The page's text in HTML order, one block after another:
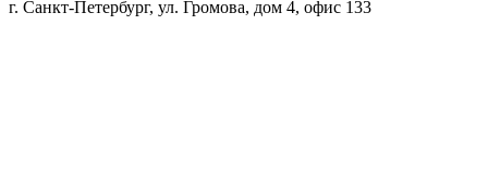
г. Санкт-Петербург, ул. Громова, дом 4, офис 133